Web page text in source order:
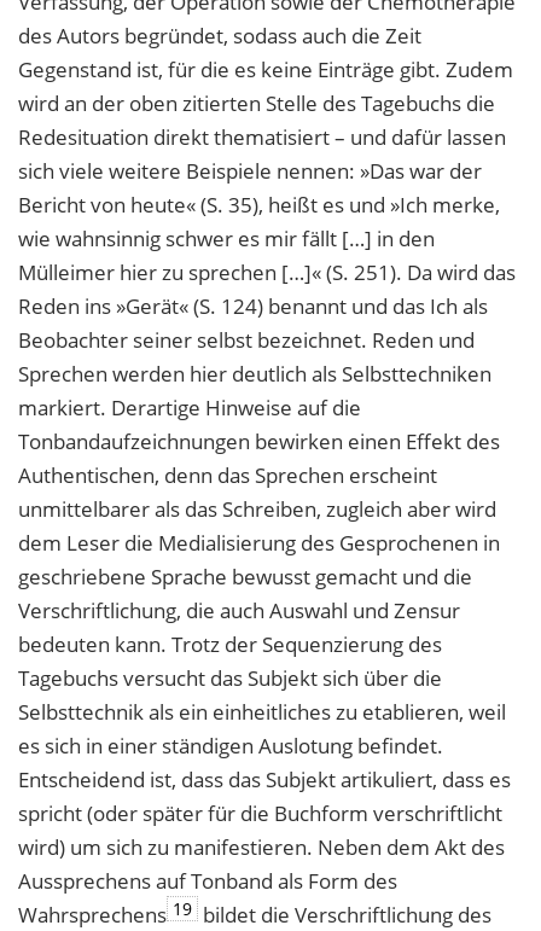
des Autors begründet, sodass auch die Zeit
Gegenstand ist, für die es keine Einträge gibt. Zudem
wird an der oben zitierten Stelle des Tagebuchs die
Redesituation direkt thematisiert – und dafür lassen
sich viele weitere Beispiele nennen: »Das war der
Bericht von heute« (S. 35), heißt es und »Ich merke,
wie wahnsinnig schwer es mir fällt […] in den
Mülleimer hier zu sprechen […]« (S. 251). Da wird das
Reden ins »Gerät« (S. 124) benannt und das Ich als
Beobachter seiner selbst bezeichnet. Reden und
Sprechen werden hier deutlich als Selbsttechniken
markiert. Derartige Hinweise auf die
Tonbandaufzeichnungen bewirken einen Effekt des
Authentischen, denn das Sprechen erscheint
unmittelbarer als das Schreiben, zugleich aber wird
dem Leser die Medialisierung des Gesprochenen in
geschriebene Sprache bewusst gemacht und die
Verschriftlichung, die auch Auswahl und Zensur
bedeuten kann. Trotz der Sequenzierung des
Tagebuchs versucht das Subjekt sich über die
Selbsttechnik als ein einheitliches zu etablieren, weil
es sich in einer ständigen Auslotung befindet.
Entscheidend ist, dass das Subjekt artikuliert, dass es
spricht (oder später für die Buchform verschriftlicht
wird) um sich zu manifestieren. Neben dem Akt des
Aussprechens auf Tonband als Form des
Wahrsprechens 19 bildet die Verschriftlichung des